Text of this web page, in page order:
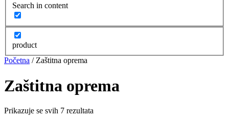
Search in content
product
Početna / Zaštitna oprema
Zaštitna oprema
Prikazuje se svih 7 rezultata